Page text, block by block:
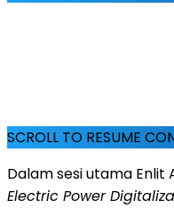
SCROLL TO RESUME
Dalam sesi utama Enlit
Electric Power